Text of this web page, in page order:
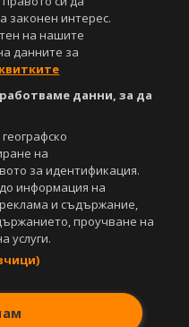
Media Group
и сродните му права.
други текстови, графични и
са собственост на Агенция
друго. Допуска се
след писмено съгласие на
и добавяне на линк към
и видео материали,
Нарушителите ще бъдат
законен интерес.
на нашите
данните за
данни, за да
на
за идентификация.
информация на
и съдържание,
проучване на
услуги.